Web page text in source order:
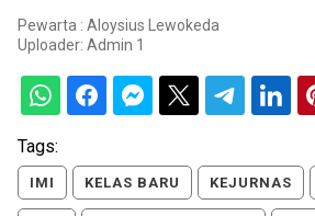
Pewarta : Aloysius Lewokeda
Uploader: Admin 1
Tags:
IMI KELAS BARU KEJURNAS